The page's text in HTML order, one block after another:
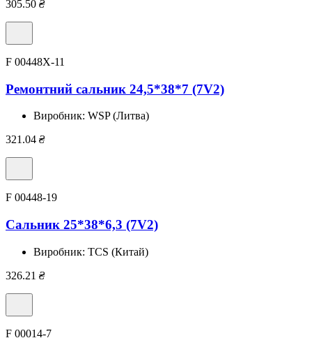
305.50 ₴
F 00448X-11
Ремонтний сальник 24,5*38*7 (7V2)
Виробник: WSP (Литва)
321.04 ₴
F 00448-19
Сальник 25*38*6,3 (7V2)
Виробник: TCS (Китай)
326.21 ₴
F 00014-7